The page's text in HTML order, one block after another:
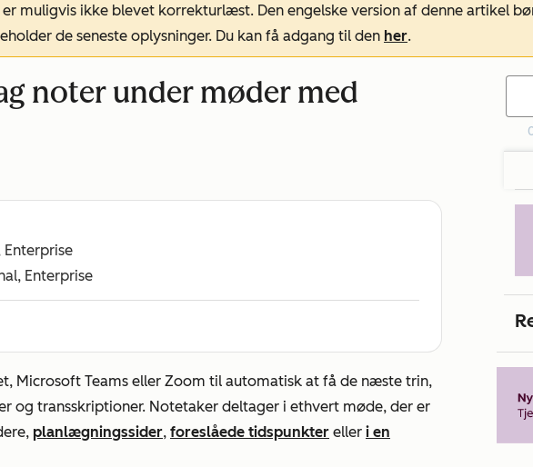
muligvis ikke blevet korrekturlæst. Den engelske version af denne artikel
de seneste oplysninger. Du kan få adgang til den her.
noter under møder med
Enterprise
Enterprise
Microsoft Teams eller Zoom til automatisk at få de næste trin,
og transskriptioner. Notetaker deltager i ethvert møde, der er
planlægningssider, foreslåede tidspunkter eller i en